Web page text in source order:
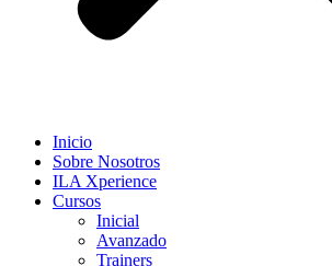
Inicio
Sobre Nosotros
ILA Xperience
Cursos
Inicial
Avanzado
Trainers